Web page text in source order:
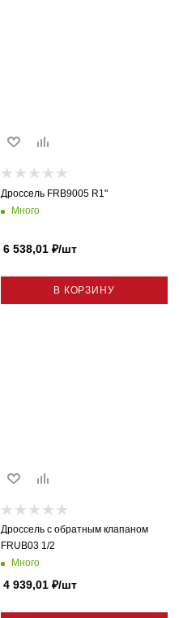
Дроссель FRB9005 R1"
Много
6 538,01₽/шт
В КОРЗИНУ
Дроссель с обратным клапаном
FRUB03 1/2
Много
4 939,01₽/шт